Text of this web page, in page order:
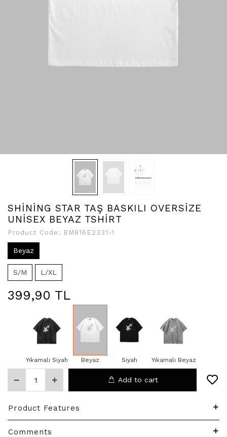
SHİNİNG STAR TAŞ BASKILI OVERSİZE
UNİSEX BEYAZ TSHİRT
Product Code: BM816E2331-1
Beyaz
S/M L/XL
399,90 TL
Yıkamalı Siyah Beyaz Siyah Yıkamalı Beyaz
Add to cart
Product Features
Comments